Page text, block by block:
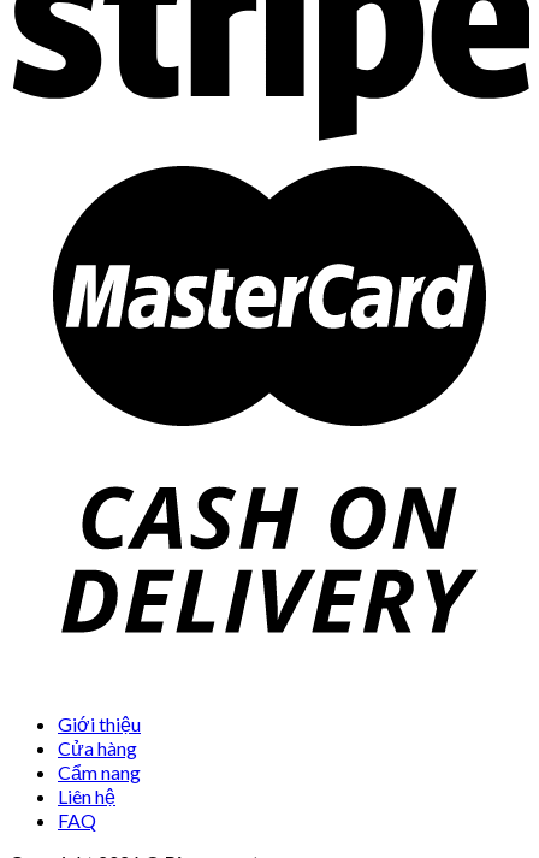
Giới thiệu
Cửa hàng
Cẩm nang
Liên hệ
FAQ